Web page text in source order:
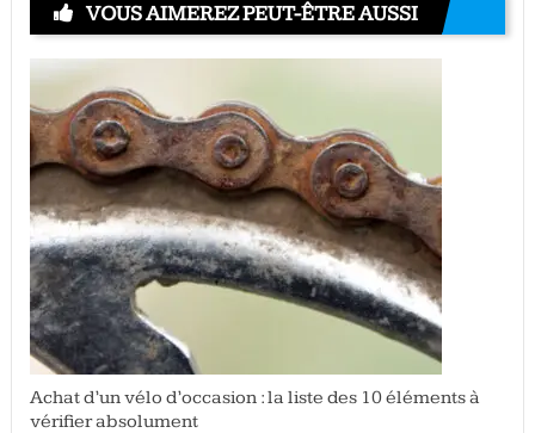
VOUS AIMEREZ PEUT-ÊTRE AUSSI
Achat d’un vélo d’occasion : la liste des 10 éléments à
vérifier absolument